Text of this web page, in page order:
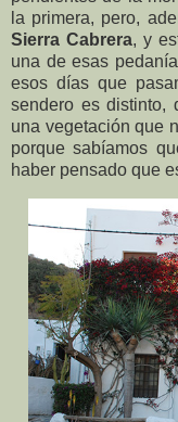
la primera, pero,
Sierra Cabrera, y
una de esas
esos días que
sendero es distinto,
una vegetación que
porque sabíamos
haber pensado que